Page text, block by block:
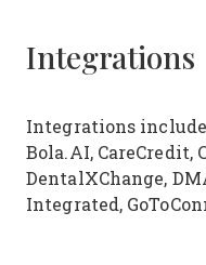
Integrations
Integrations
Bola.AI, CareCredit,
DentalXChange,
Integrated,